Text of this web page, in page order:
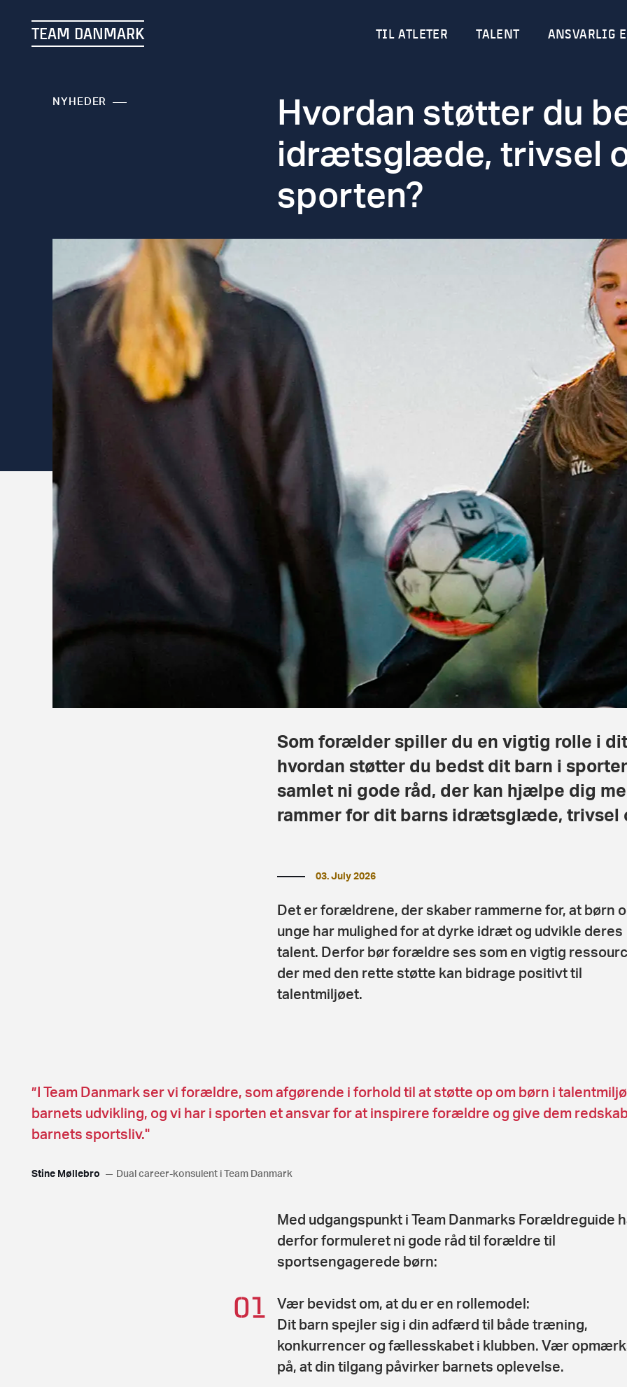
TEAM DANMARK TIL ATLETER TALENT ANSVARLIG
NYHEDER
Hvordan støtter du
idrætsglæde, trivsel
sporten?
Som forælder spiller du en vigtig rolle i
hvordan støtter du bedst dit barn i
samlet ni gode råd, der kan hjælpe dig
rammer for dit barns idrætsglæde, trivsel
03. July 2026
Det er forældrene, der skaber rammerne for, at børn
unge har mulighed for at dyrke idræt og udvikle deres
talent. Derfor bør forældre ses som en vigtig
der med den rette støtte kan bidrage positivt til
talentmiljøet.
”I Team Danmark ser vi forældre, som afgørende i forhold til at støtte op om børn i
barnets udvikling, og vi har i sporten et ansvar for at inspirere forældre og give dem
barnets sportsliv."
Stine Møllebro Dual career-konsulent i Team Danmark
Med udgangspunkt i Team Danmarks Forældreguide
derfor formuleret ni gode råd til forældre til
sportsengagerede børn:
Vær bevidst om, at du er en rollemodel:
Dit barn spejler sig i din adfærd til både træning,
konkurrencer og fællesskabet i klubben. Vær
på, at din tilgang påvirker barnets oplevelse.